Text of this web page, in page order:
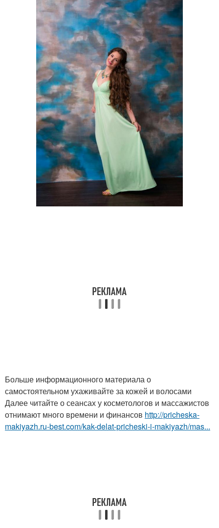
Больше информационного материала о
самостоятельном ухаживайте за кожей и волосами
Далее читайте о сеансах у косметологов и массажистов
отнимают много времени и финансов http://pricheska-
makiyazh.ru-best.com/kak-delat-pricheski-i-makiyazh/mas...